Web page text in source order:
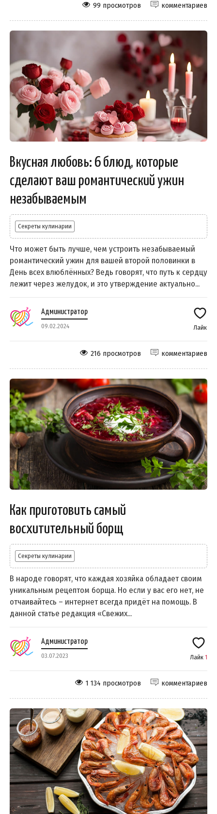
комментариев
99 просмотров
Вкусная любовь: 6 блюд, которые
сделают ваш романтический ужин
незабываемым
Секреты кулинарии
Что может быть лучше, чем устроить незабываемый
романтический ужин для вашей второй половинки в
День всех влюблённых? Ведь говорят, что путь к сердцу
лежит через желудок, и это утверждение актуально...
Администратор
09.02.2024 Лайк
комментариев
216 просмотров
Как приготовить самый
восхитительный борщ
Секреты кулинарии
В народе говорят, что каждая хозяйка обладает своим
уникальным рецептом борща. Но если у вас его нет, не
отчаивайтесь – интернет всегда придёт на помощь. В
данной статье редакция «Свежих...
Администратор
03.07.2023 Лайк 1
комментариев
1 134 просмотров